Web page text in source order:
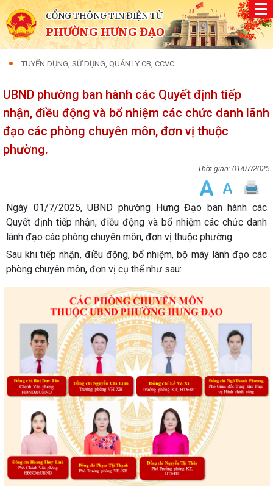
CỔNG THÔNG TIN ĐIỆN TỬ
PHƯỜNG HƯNG ĐẠO
TUYỂN DỤNG, SỬ DỤNG, QUẢN LÝ CB, CCVC
UBND phường ban hành các Quyết định tiếp
nhận, điều động và bổ nhiệm các chức danh lãnh
đạo các phòng chuyên môn, đơn vị thuộc
phường.
01/07/2025
Ngày 01/7/2025, UBND phường Hưng Đạo ban hành các
Quyết định tiếp nhận, điều động và bổ nhiệm các chức danh
lãnh đạo các phòng chuyên môn, đơn vị thuộc phường.
Sau khi tiếp nhận, điều động, bổ nhiệm, bộ máy lãnh đạo các
phòng chuyên môn, đơn vị cụ thể như sau: